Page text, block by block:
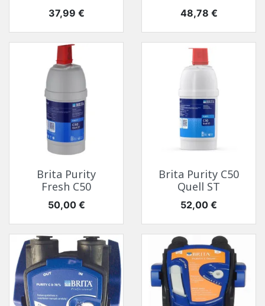
Prix
37,99 € Prix
48,78 €
Brita Purity
Fresh C50
Prix
50,00 €
Brita Purity C50
Quell ST
Prix
52,00 €